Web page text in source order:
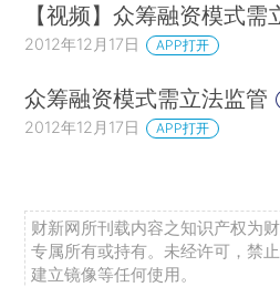
【视频】众筹融资模式需
2012年12月17日 APP打开
众筹融资模式需立法监管
2012年12月17日 APP打开
财新网所刊载内容之知识产权为
专属所有或持有。未经许可，禁
建立镜像等任何使用。